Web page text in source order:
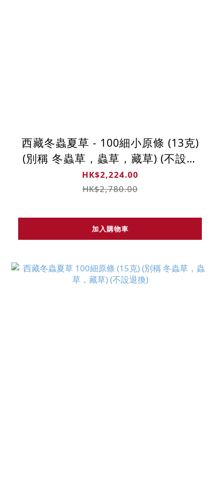
西藏冬蟲夏草 - 100細小原條 (13克)
(別稱 冬蟲草，蟲草，藏草) (不設退
換)
HK$2,224.00
HK$2,780.00
加入購物車